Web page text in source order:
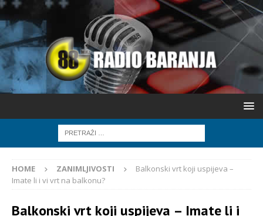
HOME ZANIMLJIVOSTI
Balkonski vrt koji uspijeva –
Imate li i vi vrt na balkonu?
Balkonski vrt koji uspijeva – Imate li i